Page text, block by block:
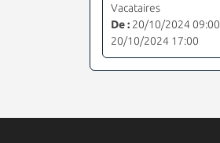
Vacataires
De : 20/10/2024 09:00
20/10/2024 17:00